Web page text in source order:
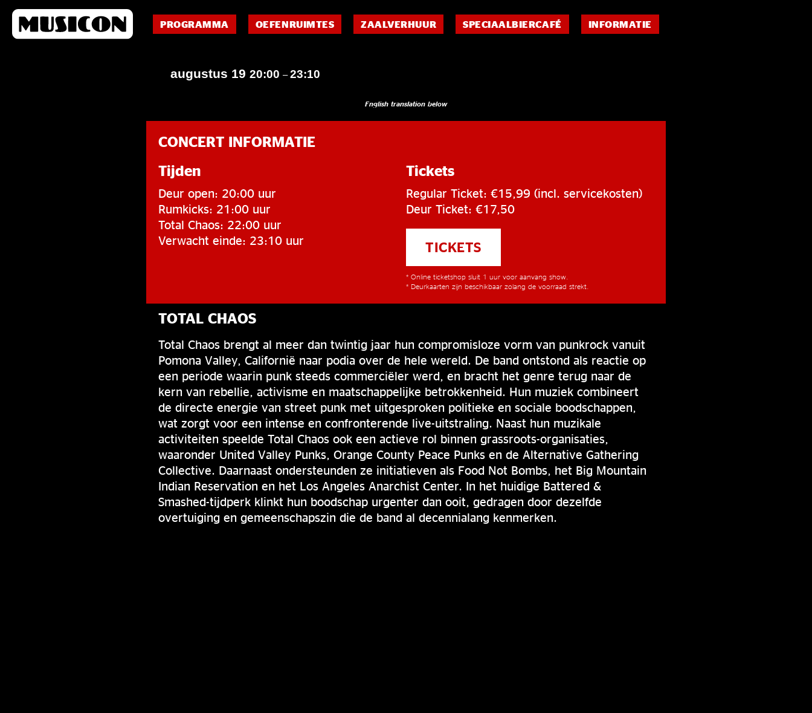
PROGRAMMA OEFENRUIMTES ZAALVERHUUR SPECIAALBIERCAFÉ INFORMATIE
augustus 19 20:00 –23:10
English translation below
CONCERT INFORMATIE
Tijden
Deur open: 20:00 uur
Rumkicks: 21:00 uur
Total Chaos: 22:00 uur
Verwacht einde: 23:10 uur
Tickets
Regular Ticket: €15,99 (incl. servicekosten)
Deur Ticket: €17,50
TICKETS
* Online ticketshop sluit 1 uur voor aanvang show.
* Deurkaarten zijn beschikbaar zolang de voorraad strekt.
TOTAL CHAOS
Total Chaos brengt al meer dan twintig jaar hun compromisloze vorm van punkrock vanuit
Pomona Valley, Californië naar podia over de hele wereld. De band ontstond als reactie op
een periode waarin punk steeds commerciëler werd, en bracht het genre terug naar de
kern van rebellie, activisme en maatschappelijke betrokkenheid. Hun muziek combineert
de directe energie van street punk met uitgesproken politieke en sociale boodschappen,
wat zorgt voor een intense en confronterende live-uitstraling. Naast hun muzikale
activiteiten speelde Total Chaos ook een actieve rol binnen grassroots-organisaties,
waaronder United Valley Punks, Orange County Peace Punks en de Alternative Gathering
Collective. Daarnaast ondersteunden ze initiatieven als Food Not Bombs, het Big Mountain
Indian Reservation en het Los Angeles Anarchist Center. In het huidige Battered &
Smashed-tijdperk klinkt hun boodschap urgenter dan ooit, gedragen door dezelfde
overtuiging en gemeenschapszin die de band al decennialang kenmerken.